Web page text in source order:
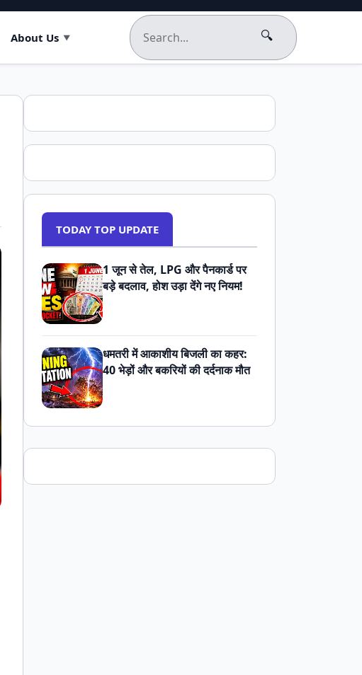
About Us 🔍
TODAY TOP UPDATE
1 जून से तेल, LPG और पैनकार्ड पर
बड़े बदलाव, होश उड़ा देंगे नए नियम!
धमतरी में आकाशीय बिजली का कहर:
40 भेड़ों और बकरियों की दर्दनाक मौत